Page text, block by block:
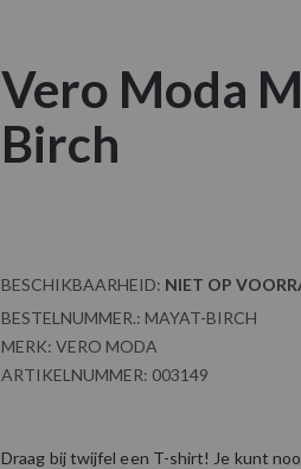
Vero Moda
Birch
BESCHIKBAARHEID: NIET OP
BESTELNUMMER.: MAYAT-BIRCH
MERK: VERO MODA
ARTIKELNUMMER: 003149
Draag bij twijfel een T-shirt! Je kunt